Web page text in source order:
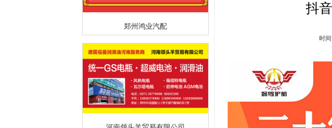
郑州鸿业汽配
抖
时间